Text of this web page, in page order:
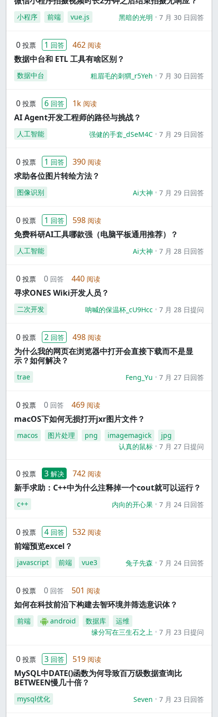
小程序 前端 vue.js 黑暗的光明 7 月 30 日回答
0 投票 1 回答 462 阅读
数据中台和 ETL 工具有啥区别？
数据中台 粗眉毛的刺猬_r5Yeh 7 月 30 日回答
0 投票 6 回答 1k 阅读
AI Agent开发工程师的路径与挑战？
人工智能 强健的手套_dSeM4C 7 月 29 日回答
0 投票 1 回答 390 阅读
求助各位图片转绘方法？
图像识别 Ai大神 7 月 29 日回答
0 投票 1 回答 598 阅读
免费科研AI工具哪款强（电脑平板通用推荐）？
人工智能 Ai大神 7 月 28 日回答
0 投票 0 回答 440 阅读
寻求ONES Wiki开发人员？
二次开发 呐喊的保温杯_cU9Hcc 7 月 28 日提问
0 投票 2 回答 498 阅读
为什么我的网页在浏览器中打开会直接下载而不是显
示？如何解决？
trae Feng_Yu 7 月 27 日回答
0 投票 0 回答 469 阅读
macOS下如何无损打开jxr图片文件？
macos 图片处理 png imagemagick
jpg
认真的鼠标
7 月 27 日提问
0 投票 3 解决 742 阅读
新手求助：C++中为什么注释掉一个cout就可以运行？
c++ 内向的开心果 7 月 24 日回答
0 投票 4 回答 532 阅读
前端预览excel？
javascript 前端 vue3 兔子先森 7 月 24 日回答
0 投票 0 回答 501 阅读
如何在科技前沿下构建去智环境并筛选意识体？
前端 android 数据库
运维
缘分写在三生石之上
7 月 23 日提问
0 投票 3 回答 519 阅读
MySQL中DATE()函数为何导致百万级数据查询比
BETWEEN慢几十倍？
mysql优化 Seven 7 月 23 日回答